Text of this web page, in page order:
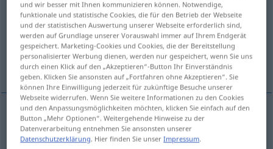
Übersicht aller Übersetzungen
(Für mehr Details die Übersetzung anklicken/antippen)
tıkıştırmak
tıkıştırmak(in AKK-E) pferchen
und wir besser mit Ihnen kommunizieren können. Notwendige,
funktionale und statistische Cookies, die für den Betrieb der Webseite
und der statistischen Auswertung unserer Webseite erforderlich sind,
werden auf Grundlage unserer Vorauswahl immer auf Ihrem Endgerät
gespeichert. Marketing-Cookies und Cookies, die der Bereitstellung
personalisierter Werbung dienen, werden nur gespeichert, wenn Sie uns
durch einen Klick auf den „Akzeptieren“-Button Ihr Einverständnis
geben. Klicken Sie ansonsten auf „Fortfahren ohne Akzeptieren“. Sie
können Ihre Einwilligung jederzeit für zukünftige Besuche unserer
Webseite widerrufen. Wenn Sie weitere Informationen zu den Cookies
und den Anpassungsmöglichkeiten möchten, klicken Sie einfach auf den
Button „Mehr Optionen“. Weitergehende Hinweise zu der
Datenverarbeitung entnehmen Sie ansonsten unserer
Datenschutzerklärung. Hier finden Sie unserImpressum.